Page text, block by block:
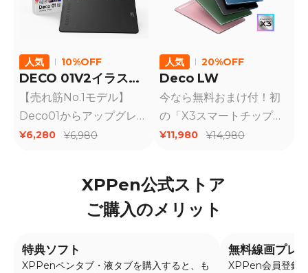
人気 10%OFF
DECO 01V2イラスト
パッケージ
【売れ筋No.1モデル】
Deco01からアップグレー
ドした機種、初心者向け
またはAndroidと接続で
使用可能。国内在庫あ
る予定です。
¥6,280 ¥6,980
人気 20%OFF
Deco LW
今なら無料おまけ付！初
の「X3スマートチップ」
搭載したペンタブが登
力が10倍にアップ・フェ
ザータッチで線が途切れ
中！在庫あり、通常1-2日
で国内倉庫から出荷予定
¥11,980 ¥14,980
XPPen公式ストア
ご購入のメリット
特典ソフト
XPPenペンタブ・液タブを購入すると、も
無料線画プレ
XPPen会員登録